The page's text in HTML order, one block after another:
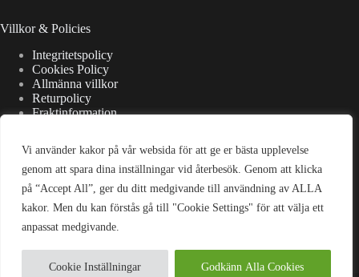
Vi använder kakor på vår websida för att ge er bästa upplevelse
genom att spara dina inställningar vid återbesök. Genom att klicka
på “Accept All”, ger du ditt medgivande till användning av ALLA
kakor. Men du kan förstås gå till "Cookie Settings" för att välja ett
anpassat medgivande.
Cookie Inställningar Godkänn Alla Cookies
Villkor & Policies
Integritetspolicy
Cookies Policy
Allmänna villkor
Returpolicy
Fraktinformation
Kontaktuppgifter
Adress:
Strandsjövägen 7, 475 37 Bohus-Björkö
kontakt@wellanderswardrobe.se